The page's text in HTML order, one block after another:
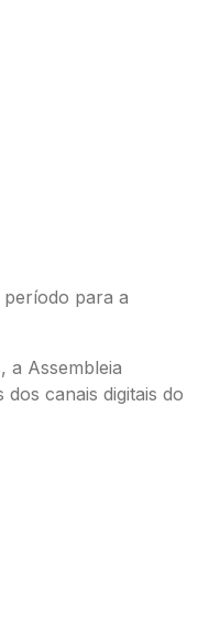
para a
a Assembleia
canais digitais do